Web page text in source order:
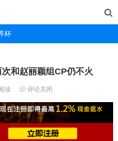
杯
和赵丽颖组CP仍不火
读 评论关闭